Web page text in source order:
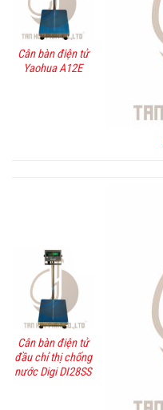
Cân bàn điện tử
Yaohua A12E
Cân bàn điện tử
đầu chỉ thị chống
nước Digi DI28SS